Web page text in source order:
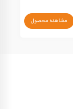
مشاهده محصول